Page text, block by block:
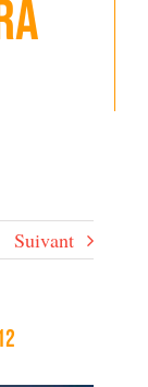
Suivant